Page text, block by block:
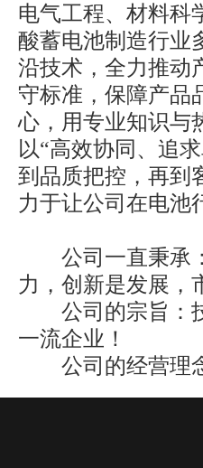
电气工程、材料科
酸蓄电池制造行业
沿技术，全力推动
守标准，保障产品
心，用专业知识与
以“高效协同、追
到品质把控，再到
力于让公司在电池
公司一直秉承：
力，创新是发展，
公司的宗旨：技
一流企业！
公司的经营理念